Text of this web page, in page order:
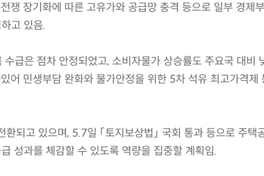
쟁 장기화에 따른 고유가와 공급망 충격 등으로 일부 경제
고 있음.
급은 점차 안정되었고, 소비자물가 상승률도 주요국 대비
어 민생부담 완화와 물가안정을 위한 5차 석유 최고가격제
되고 있으며, 5.7일 「토지보상법」 국회 통과 등으로 주택
성과를 체감할 수 있도록 역량을 집중할 계획임.